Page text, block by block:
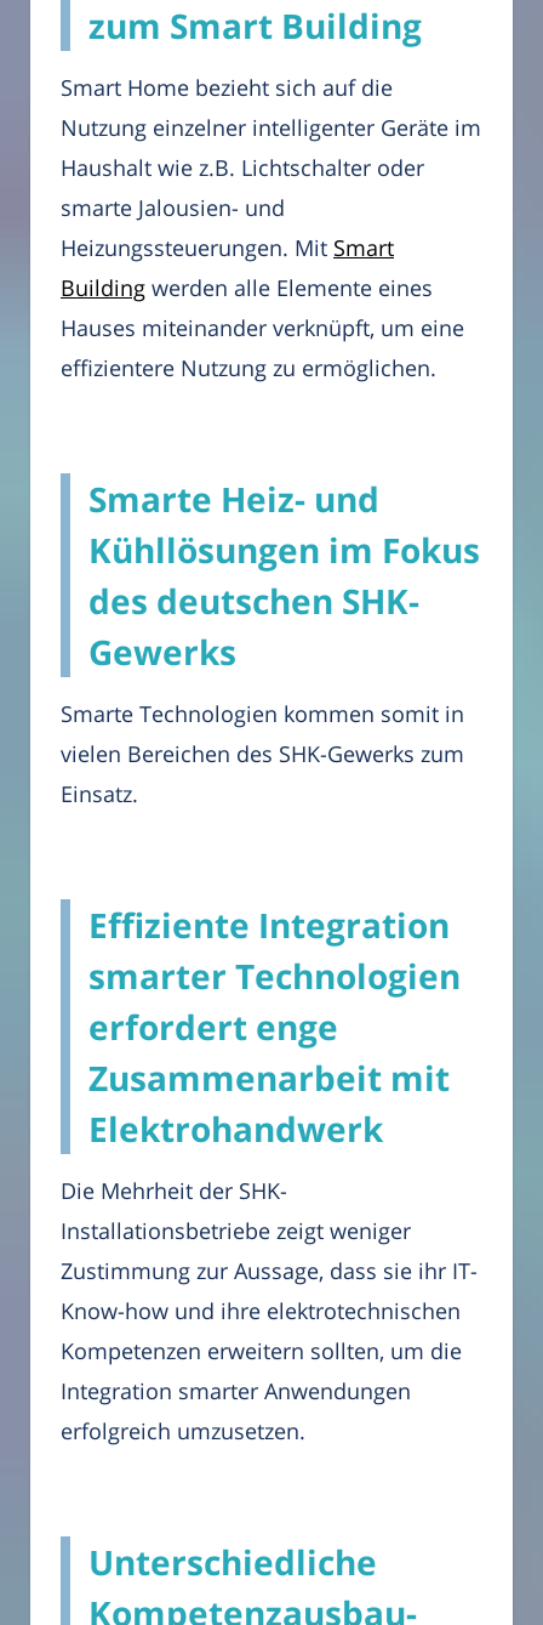
zum Smart Building
Smart Home bezieht sich auf die
Nutzung einzelner intelligenter Geräte im
Haushalt wie z.B. Lichtschalter oder
smarte Jalousien- und
Heizungssteuerungen. Mit Smart
Building werden alle Elemente eines
Hauses miteinander verknüpft, um eine
effizientere Nutzung zu ermöglichen.
Smarte Heiz- und
Kühllösungen im Fokus
des deutschen SHK-
Gewerks
Smarte Technologien kommen somit in
vielen Bereichen des SHK-Gewerks zum
Einsatz.
Effiziente Integration
smarter Technologien
erfordert enge
Zusammenarbeit mit
Elektrohandwerk
Die Mehrheit der SHK-
Installationsbetriebe zeigt weniger
Zustimmung zur Aussage, dass sie ihr IT-
Know-how und ihre elektrotechnischen
Kompetenzen erweitern sollten, um die
Integration smarter Anwendungen
erfolgreich umzusetzen.
Unterschiedliche
Kompetenzausbau-